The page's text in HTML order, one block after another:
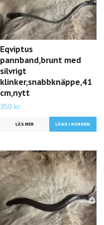
Eqviptus
pannband,brunt med
silvrigt
klinker,snabbknäppe,41
cm,nytt
350 kr
LÄS MER